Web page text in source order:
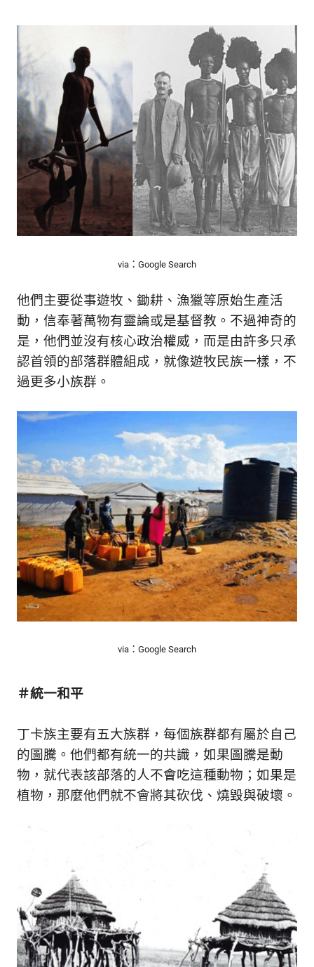
via：Google Search
他們主要從事遊牧、鋤耕、漁獵等原始生產活
動，信奉著萬物有靈論或是基督教。不過神奇的
是，他們並沒有核心政治權威，而是由許多只承
認首領的部落群體組成，就像遊牧民族一樣，不
過更多小族群。
via：Google Search
＃統一和平
丁卡族主要有五大族群，每個族群都有屬於自己
的圖騰。他們都有統一的共識，如果圖騰是動
物，就代表該部落的人不會吃這種動物；如果是
植物，那麼他們就不會將其砍伐、燒毀與破壞。